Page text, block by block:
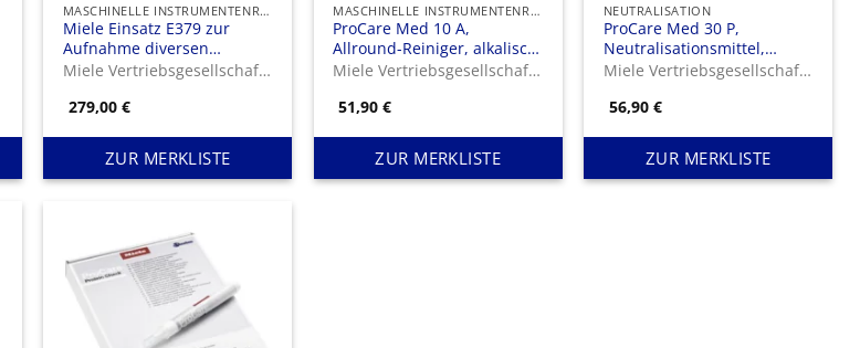
MASCHINELLE INSTRUMENTENREINIGUNG UND -DESINFEKTION
Miele Einsatz E379 zur
Aufnahme diversen
Instrumentariums.
Miele Vertriebsgesellschaft Deutschland KG
279,00 €
ZUR MERKLISTE
MASCHINELLE INSTRUMENTENREINIGUNG
ProCare Med 10 A,
Allround-Reiniger, alkalisch,
zur maschinellen
Instrumenten und
Miele Vertriebsgesellschaft Deutschland KG
51,90€
ZUR MERKLISTE
NEUTRALISATION
ProCare Med 30 P,
Neutralisationsmittel,
sauer, zur optimalen
anorganischer Säure.
Miele Vertriebsgesellschaft Deutschland KG
56,90 €
ZUR MERKLISTE